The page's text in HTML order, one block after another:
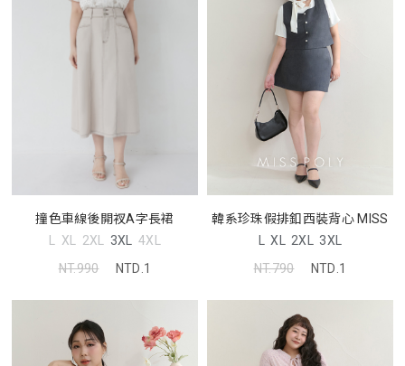
撞色車線後開衩A字長裙
L XL 2XL 3XL 4XL
NT.990
NTD.1
韓系珍珠假排釦西裝背心 MISS
L XL 2XL 3XL
NT.790
NTD.1